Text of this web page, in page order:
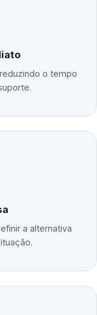
o tempo
a alternativa